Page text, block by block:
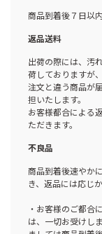
商品到着後７日以
返品送料
出荷の際には、汚
荷しておりますが
注文と違う商品が
担いたします。
お客様都合による
ただきます。
不良品
商品到着後速やか
き、返品には応じ
・お客様のご都合
は、一切お受けし